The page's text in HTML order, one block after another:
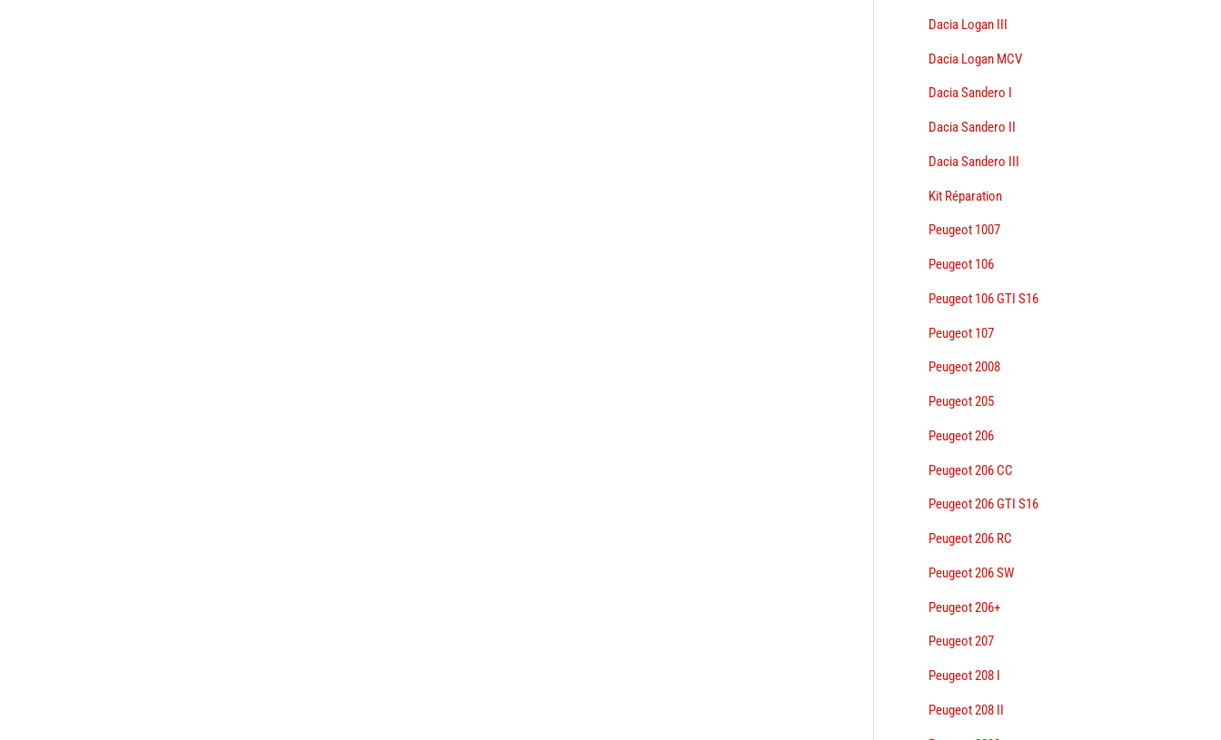
Dacia Logan III
Dacia Logan MCV
Dacia Sandero I
Dacia Sandero II
Dacia Sandero III
Kit Réparation
Peugeot 1007
Peugeot 106
Peugeot 106 GTI S16
Peugeot 107
Peugeot 2008
Peugeot 205
Peugeot 206
Peugeot 206 CC
Peugeot 206 GTI S16
Peugeot 206 RC
Peugeot 206 SW
Peugeot 206+
Peugeot 207
Peugeot 208 I
Peugeot 208 II